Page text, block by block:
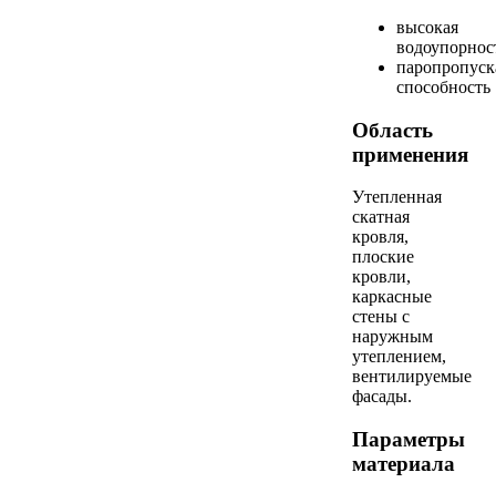
высокая
способность
Область
применения
Утепленная
скатная
кровля,
плоские
кровли,
каркасные
стены с
наружным
утеплением,
вентилируемые
фасады.
Параметры
материала